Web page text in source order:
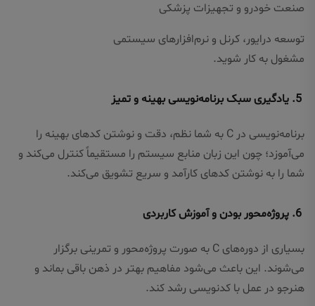
صنعت خودرو و تجهیزات پزشکی
توسعه درایور، کرنل و نرم‌افزارهای سیستمی
مشغول به کار شوید.
برنامه‌نویسی در C به شما نظم، دقت و نوشتن کدهای بهینه را
می‌آموزد؛ چون این زبان منابع سیستم را مستقیماً کنترل می‌کند و
شما را به نوشتن کدهای کارآمد و سریع تشویق می‌کند.
بسیاری از دوره‌های C به صورت پروژه‌محور و تمرینی برگزار
می‌شوند. این باعث می‌شود مفاهیم بهتر در ذهن باقی بماند و
هنرجو در عمل با کدنویسی رشد کند.